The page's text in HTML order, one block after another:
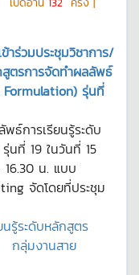
าร่วมประชุมวิชาการ/
ตรการจัดทำผลลัพธ์
Formulation) รุ่นที่
ธ์การเรียนรู้ระดับ
นที่ 19 ในวันที่ 15
น. แบบ
จัดโดยที่ประชุม
รู้ระดับหลักสูตร
กลุ่มงานสาย